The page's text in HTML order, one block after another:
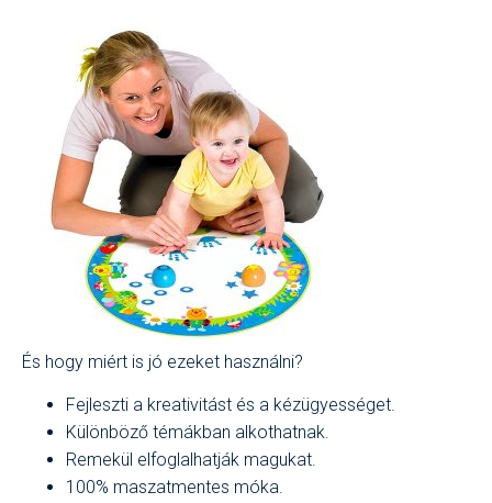
És hogy miért is jó ezeket használni?
Fejleszti a kreativitást és a kézügyességet.
Különböző témákban alkothatnak.
Remekül elfoglalhatják magukat.
100% maszatmentes móka.